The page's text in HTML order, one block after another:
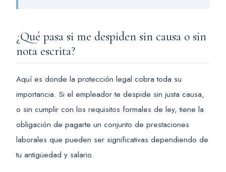
¿Qué pasa si me despiden sin causa o sin
nota escrita?
Aquí es donde la protección legal cobra toda su
importancia. Si el empleador te despide sin justa causa,
o sin cumplir con los requisitos formales de ley, tiene la
obligación de pagarte un conjunto de prestaciones
laborales que pueden ser significativas dependiendo de
tu antigüedad y salario.